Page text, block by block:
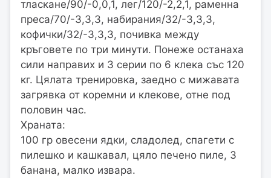
тласкане/90/-0,0,1, лег/120/-2,2,1, раменна
преса/70/-3,3,3, набирания/32/-3,3,3,
кофички/32/-3,3,3, почивка между
кръговете по три минути. Понеже останаха
сили направих и 3 серии по 6 клека със 120
кг. Цялата тренировка, заедно с мижавата
загрявка от коремни и клекове, отне под
половин час.
Храната:
100 гр овесени ядки, сладолед, спагети с
пилешко и кашкавал, цяло печено пиле, 3
банана, малко извара.